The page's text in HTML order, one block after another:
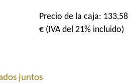
Precio de la caja: 133,58
€ (IVA del 21% incluido)
juntos